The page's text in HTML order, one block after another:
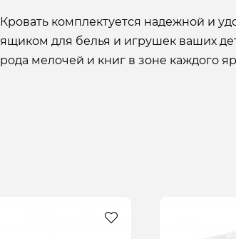
Кровать комплектуется надежной и
ящиком для белья и игрушек ваших
рода мелочей и книг в зоне каждого